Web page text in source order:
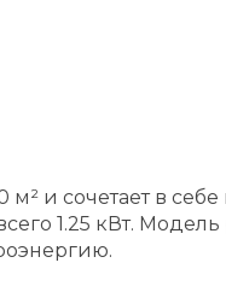
и сочетает в себе
1.25 кВт. Модель